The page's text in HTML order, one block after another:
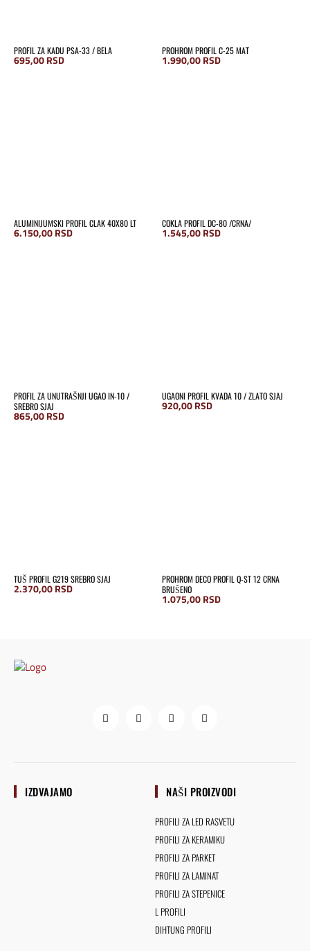
PROFIL ZA KADU PSA-33 / BELA
695,00RSD
PROHROM PROFIL C-25 MAT
1.990,00RSD
ALUMINIJUMSKI PROFIL CLAK 40X80 LT
6.150,00RSD
COKLA PROFIL DC-80 /CRNA/
1.545,00RSD
PROFIL ZA UNUTRAŠNJI UGAO IN-10 /
SREBRO SJAJ
865,00RSD
UGAONI PROFIL KVADA 10 / ZLATO SJAJ
920,00RSD
TUŠ PROFIL G219 SREBRO SJAJ
2.370,00RSD
PROHROM DECO PROFIL Q-ST 12 CRNA
BRUŠENO
1.075,00RSD
IZDVAJAMO NAŠI PROIZVODI
PROFILI ZA LED RASVETU
PROFILI ZA KERAMIKU
PROFILI ZA PARKET
PROFILI ZA LAMINAT
PROFILI ZA STEPENICE
L PROFILI
DIHTUNG PROFILI